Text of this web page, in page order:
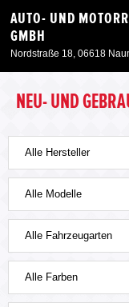
AUTO- UND
GMBH
Neuwagen
Gebrauchtwagen
Angebote
Service & Zubehör
NEU- UND
Alle Hersteller
Alle Modelle
Alle Fahrzeugarten
Alle Farben